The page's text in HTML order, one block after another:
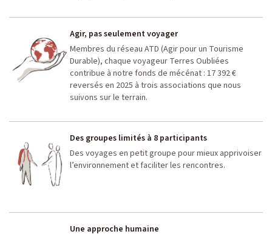
Agir, pas seulement voyager
Membres du réseau ATD (Agir pour un Tourisme
Durable), chaque voyageur Terres Oubliées
contribue à notre fonds de mécénat : 17 392 €
reversés en 2025 à trois associations que nous
suivons sur le terrain.
Des groupes limités à 8 participants
Des voyages en petit groupe pour mieux apprivoiser
l’environnement et faciliter les rencontres.
Une approche humaine